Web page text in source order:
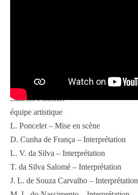
Laurent Poncelet
équipe artistique
L. Poncelet – Mise en scène
D. Cunha de França – Interprétation
L. V. da Silva – Interprétation
T. da Silva Salomé – Interprétation
J. L. de Souza Carvalho – Interprétation